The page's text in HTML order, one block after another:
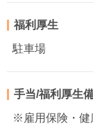
福利厚生
駐車場
手当/福利厚生
※雇用保険・健